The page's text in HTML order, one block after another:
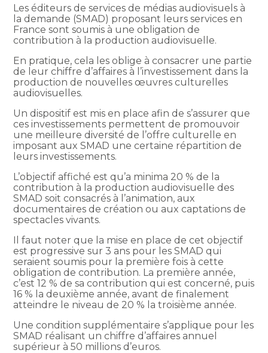
Les éditeurs de services de médias audiovisuels à
la demande (SMAD) proposant leurs services en
France sont soumis à une obligation de
contribution à la production audiovisuelle.
En pratique, cela les oblige à consacrer une partie
de leur chiffre d’affaires à l’investissement dans la
production de nouvelles œuvres culturelles
audiovisuelles.
Un dispositif est mis en place afin de s’assurer que
ces investissements permettent de promouvoir
une meilleure diversité de l’offre culturelle en
imposant aux SMAD une certaine répartition de
leurs investissements.
L’objectif affiché est qu’a minima 20 % de la
contribution à la production audiovisuelle des
SMAD soit consacrés à l’animation, aux
documentaires de création ou aux captations de
spectacles vivants.
Il faut noter que la mise en place de cet objectif
est progressive sur 3 ans pour les SMAD qui
seraient soumis pour la première fois à cette
obligation de contribution. La première année,
c’est 12 % de sa contribution qui est concerné, puis
16 % la deuxième année, avant de finalement
atteindre le niveau de 20 % la troisième année.
Une condition supplémentaire s’applique pour les
SMAD réalisant un chiffre d’affaires annuel
supérieur à 50 millions d’euros.